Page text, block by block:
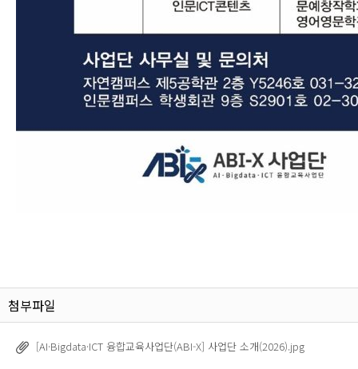
첨부파일
[AI·Bigdata·ICT 융합교육사업단(ABI-X] 사업단 소개(2026).jpg